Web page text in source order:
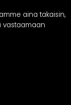
aina takaisin,
vastaamaan